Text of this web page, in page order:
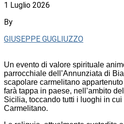
1 Luglio 2026
By
GIUSEPPE GUGLIUZZO
Un evento di valore spirituale
parrocchiale dell’Annunziata di
scapolare carmelitano appartenuto
farà tappa in paese, nell’ambito
Sicilia, toccando tutti i luoghi in cui
Carmelitano.